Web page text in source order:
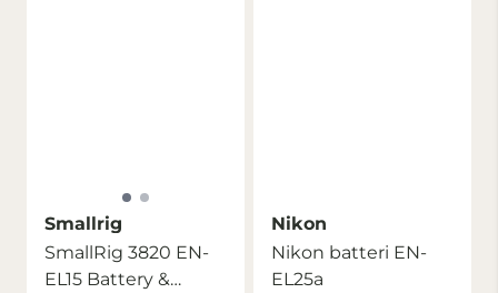
Smallrig
SmallRig 3820 EN-
EL15 Battery &
Nikon
Nikon batteri EN-
EL25a